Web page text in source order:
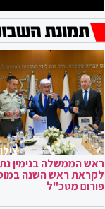
ראש הממשלה בנימין
לקראת ראש השנה
פורום מטכ"ל